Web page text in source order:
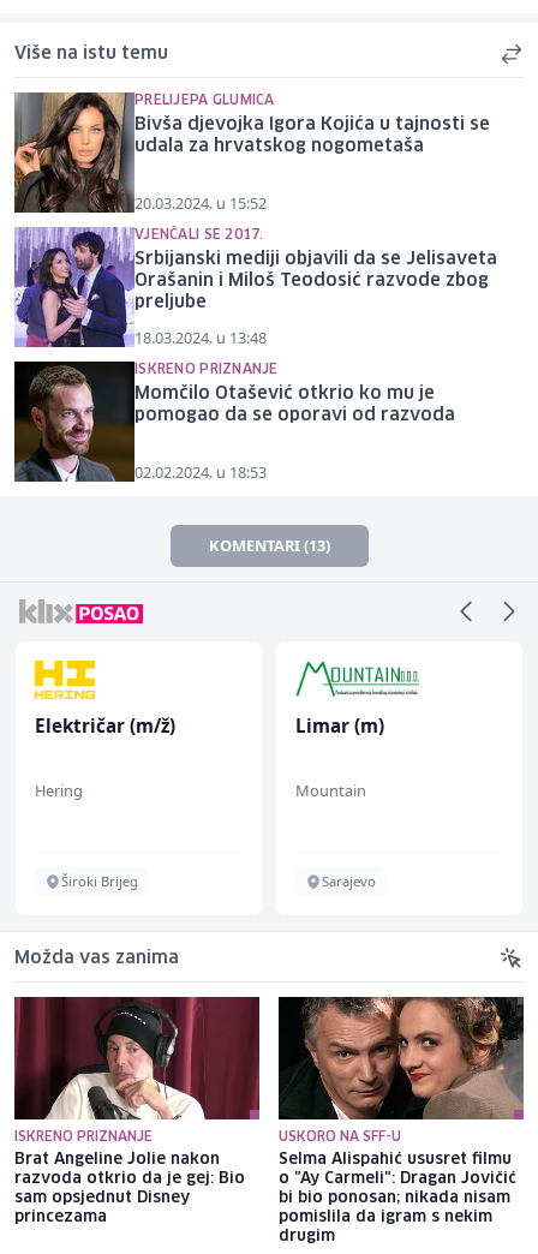
Više na istu temu
PRELIJEPA GLUMICA
Bivša djevojka Igora Kojića u tajnosti se
udala za hrvatskog nogometaša
20.03.2024. u 15:52
VJENČALI SE 2017.
Srbijanski mediji objavili da se Jelisaveta
Orašanin i Miloš Teodosić razvode zbog
preljube
18.03.2024. u 13:48
ISKRENO PRIZNANJE
Momčilo Otašević otkrio ko mu je
pomogao da se oporavi od razvoda
02.02.2024. u 18:53
KOMENTARI (13)
Električar (m/ž)
Hering
Široki Brijeg
Limar (m)
Mountain
Sarajevo
Možda vas zanima
ISKRENO PRIZNANJE
Brat Angeline Jolie nakon
razvoda otkrio da je gej: Bio
sam opsjednut Disney
princezama
USKORO NA SFF-U
Selma Alispahić ususret filmu
o "Ay Carmeli": Dragan Jovičić
bi bio ponosan; nikada nisam
pomislila da igram s nekim
drugim